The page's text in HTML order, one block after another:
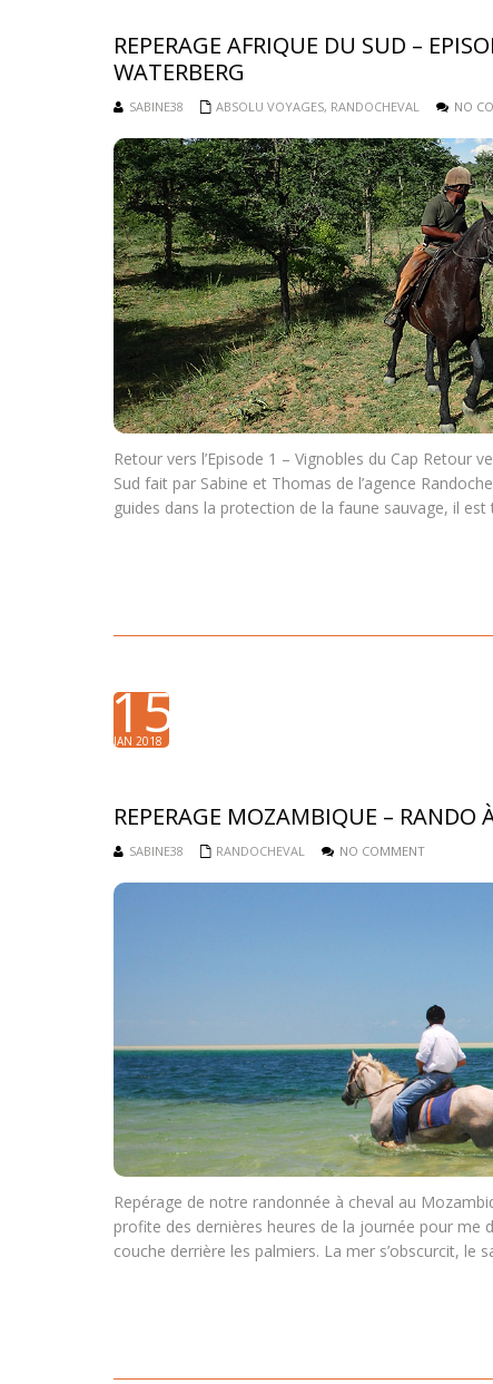
REPERAGE AFRIQUE DU SUD –
WATERBERG
SABINE38 ABSOLU VOYAGES, RANDOCHEVAL NO
Retour vers l’Episode 1 – Vignobles du Cap Retour
Sud fait par Sabine et Thomas de l’agence
guides dans la protection de la faune sauvage, il
15
JAN 2018
REPERAGE MOZAMBIQUE – RANDO
SABINE38 RANDOCHEVAL NO COMMENT
Repérage de notre randonnée à cheval au
profite des dernières heures de la journée pour me
couche derrière les palmiers. La mer s’obscurcit, le